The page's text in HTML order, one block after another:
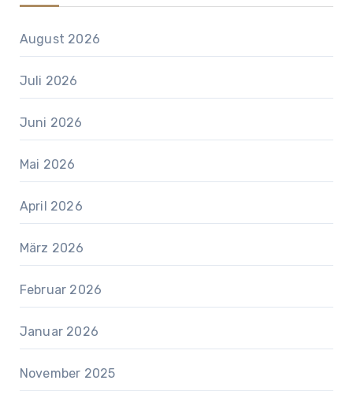
August 2026
Juli 2026
Juni 2026
Mai 2026
April 2026
März 2026
Februar 2026
Januar 2026
November 2025